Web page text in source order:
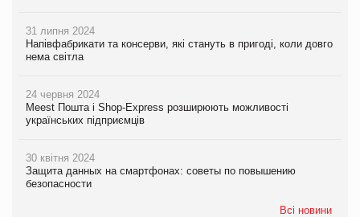
31 липня 2024
Напівфабрикати та консерви, які стануть в пригоді, коли довго
нема світла
24 червня 2024
Meest Пошта і Shop-Express розширюють можливості
українських підприємців
30 квітня 2024
Защита данных на смартфонах: советы по повышению
безопасности
Всі новини